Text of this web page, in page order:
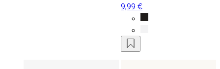
9,99 €